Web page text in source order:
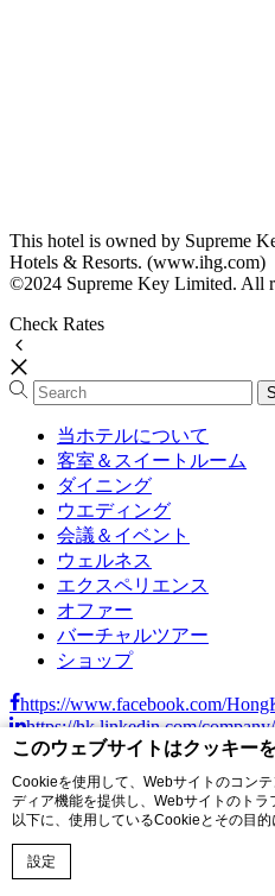
このウェブサイトはクッキー
Cookieを使用して、Webサイトのコン
ディア機能を提供し、Webサイトのトラ
以下に、使用しているCookieとその目的
設定
This hotel is owned by Supreme
Hotels & Resorts. (www.ihg.com)
©2024 Supreme Key Limited. All
Check Rates
当ホテルについて
客室＆スイートルーム
ダイニング
ウエディング
会議＆イベント
ウェルネス
エクスペリエンス
オファー
バーチャルツアー
ショップ
https://www.facebook.com/
https://hk.linkedin.com/
https://www.instagram.com/
https://www.youtube.com/
https://www.xiaohongshu.com/
ABOUT US
REGENT STORY